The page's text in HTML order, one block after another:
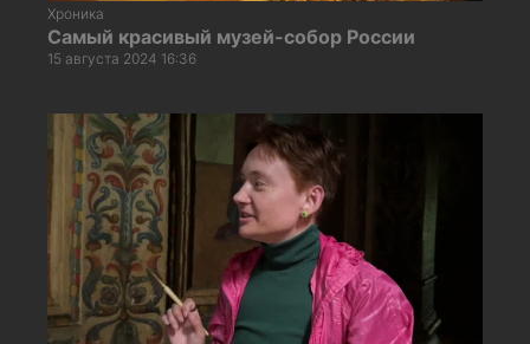
Хроника
Самый красивый музей-собор России
15 августа 2024 16:36